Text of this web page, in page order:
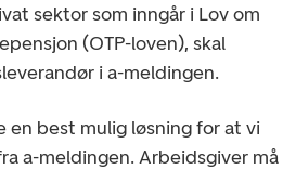
sektor som inngår i Lov om
(OTP-loven), skal
i a-meldingen.
en best mulig løsning for at vi
a-meldingen. Arbeidsgiver må